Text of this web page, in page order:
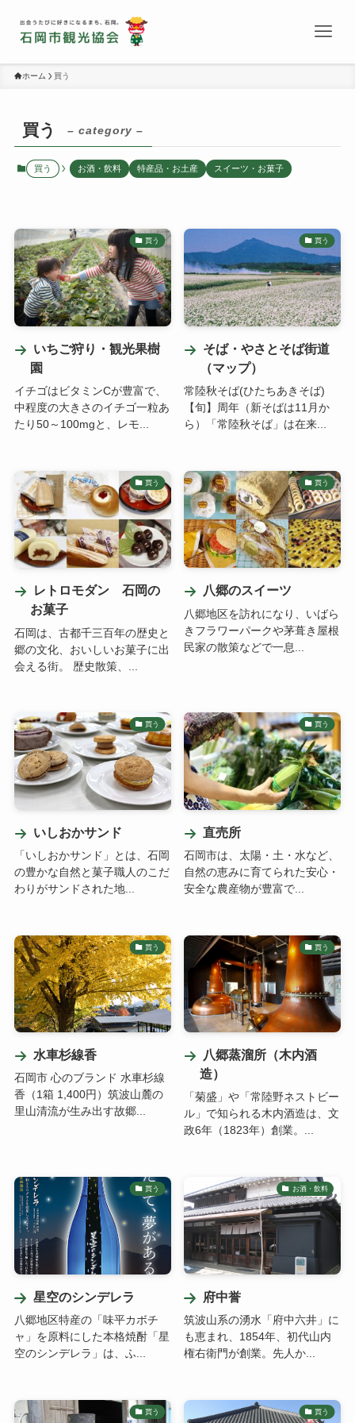
ホーム 買う
買う – category –
買う お酒・飲料 特産品・お土産 スイーツ・お菓子
買う
いちご狩り・観光果樹
園
イチゴはビタミンCが豊富で、
中程度の大きさのイチゴ一粒あ
たり50～100mgと、レモ...
買う
そば・やさとそば街道
（マップ）
常陸秋そば(ひたちあきそば)
【旬】周年（新そばは11月か
ら）「常陸秋そば」は在来...
買う
レトロモダン 石岡の
お菓子
石岡は、古都千三百年の歴史と
郷の文化、おいしいお菓子に出
会える街。 歴史散策、...
買う
八郷のスイーツ
八郷地区を訪れになり、いばら
きフラワーパークや茅葺き屋根
民家の散策などで一息...
買う
いしおかサンド
「いしおかサンド」とは、石岡
の豊かな自然と菓子職人のこだ
わりがサンドされた地...
買う
直売所
石岡市は、太陽・土・水など、
自然の恵みに育てられた安心・
安全な農産物が豊富で...
買う
水車杉線香
石岡市 心のブランド 水車杉線
香（1箱 1,400円）筑波山麓の
里山清流が生み出す故郷...
買う
八郷蒸溜所（木内酒
造）
「菊盛」や「常陸野ネストビー
ル」で知られる木内酒造は、文
政6年（1823年）創業。...
買う
星空のシンデレラ
八郷地区特産の「味平カボチ
ャ」を原料にした本格焼酎「星
空のシンデレラ」は、ふ...
お酒・飲料
府中誉
筑波山系の湧水「府中六井」に
も恵まれ、1854年、初代山内
権右衛門が創業。先人か...
買う 買う